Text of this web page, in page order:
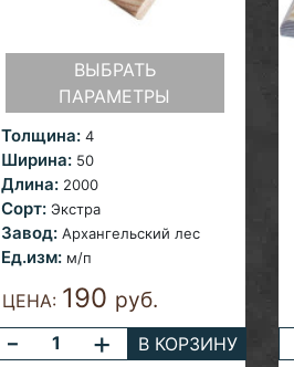
ВЫБРАТЬ
ПАРАМЕТРЫ
Толщина: 4
Ширина: 50
Длина: 2000
Сорт: Экстра
Завод: Архангельский лес
Ед.изм: м/п
ЦЕНА: 190 руб.
- +
В КОРЗИНУ